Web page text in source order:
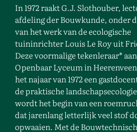
In 1972 raakt G.J. Slothouber,
afdeling der Bouwkunde, onder
van het werk van de ecologische
tuininrichter Louis Le Roy uit
Deze voormalige tekenleraar*
Openbaar Lyceum in
het najaar van 1972 een
de praktische
wordt het begin van een
dat jarenlang letterlijk veel stof
opwaaien. Met de